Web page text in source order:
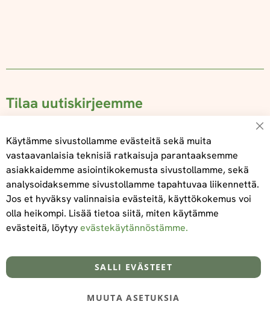
Tilaa uutiskirjeemme
Tilaa
Tietoa meistä
@‌2025 FooDeliDoo
Toimitus- ja maksuehdot
Käytämme sivustollamme evästeitä sekä muita
vastaavanlaisia teknisiä ratkaisuja parantaaksemme
asiakkaidemme asiointikokemusta sivustollamme, sekä
analysoidaksemme sivustollamme tapahtuvaa liikennettä.
Jos et hyväksy valinnaisia evästeitä, käyttökokemus voi
olla heikompi. Lisää tietoa siitä, miten käytämme
evästeitä, löytyyevästekäytännöstämme.
SALLI EVÄSTEET
MUUTA ASETUKSIA